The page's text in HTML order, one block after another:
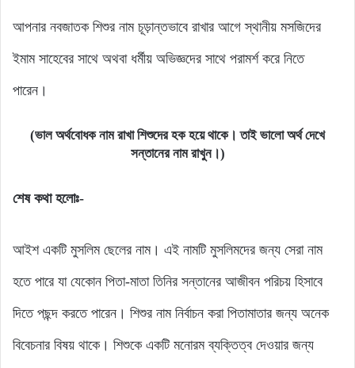
আপনার নবজাতক শিশুর নাম চূড়ান্তভাবে রাখার আগে স্থানীয় মসজিদের
ইমাম সাহেবের সাথে অথবা ধর্মীয় অভিজ্ঞদের সাথে পরামর্শ করে নিতে
পারেন।
(ভাল অর্থবোধক নাম রাখা শিশুদের হক হয়ে থাকে। তাই ভালো অর্থ দেখে
সন্তানের নাম রাখুন।)
শেষ কথা হলোঃ-
আইশ একটি মুসলিম ছেলের নাম। এই নামটি মুসলিমদের জন্য সেরা নাম
হতে পারে যা যেকোন পিতা-মাতা তিনির সন্তানের আজীবন পরিচয় হিসাবে
দিতে পছন্দ করতে পারেন। শিশুর নাম নির্বাচন করা পিতামাতার জন্য অনেক
বিবেচনার বিষয় থাকে। শিশুকে একটি মনোরম ব্যক্তিত্ব দেওয়ার জন্য